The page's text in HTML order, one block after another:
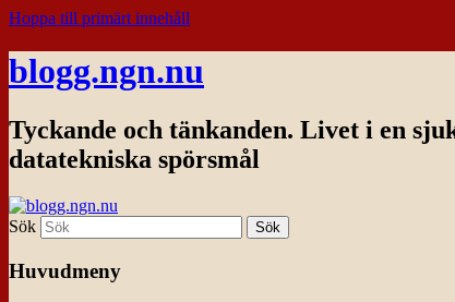
Hoppa till primärt innehåll
blogg.ngn.nu
Tyckande och tänkanden. Livet i en
datatekniska spörsmål
Sök
Huvudmeny